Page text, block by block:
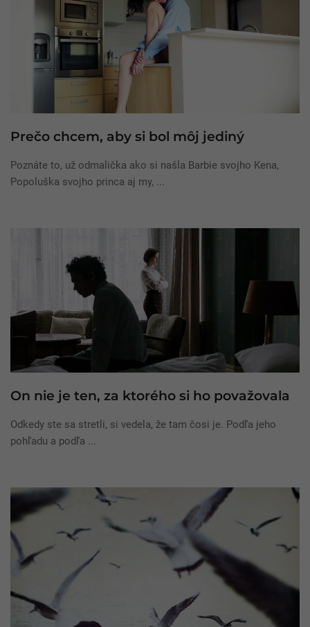
Prečo chcem, aby si bol môj jediný
Poznáte to, už odmalička ako si našla Barbie svojho Kena,
Popoluška svojho princa aj my, ...
On nie je ten, za ktorého si ho považovala
Odkedy ste sa stretli, si vedela, že tam čosi je. Podľa jeho
pohľadu a podľa ...